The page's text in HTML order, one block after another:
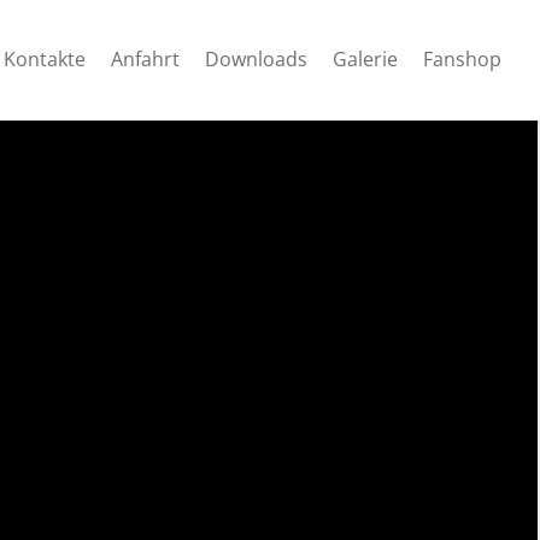
Kontakte Anfahrt Downloads Galerie Fanshop